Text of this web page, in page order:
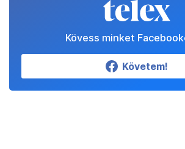
Kövess minket
Követem!